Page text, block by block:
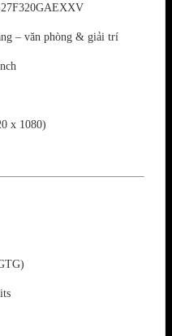
– văn phòng & giải trí
x 1080)